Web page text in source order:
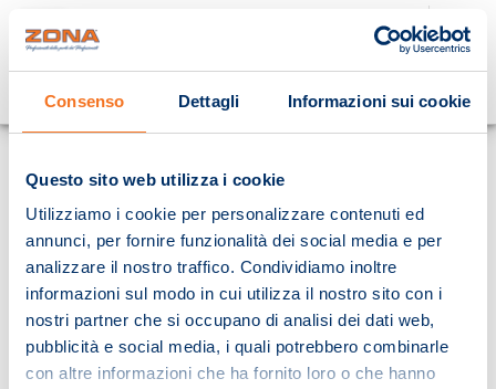
Consenso Dettagli Informazioni sui cookie
Questo sito web utilizza i cookie
Utilizziamo i cookie per personalizzare contenuti ed
annunci, per fornire funzionalità dei social media e per
analizzare il nostro traffico. Condividiamo inoltre
informazioni sul modo in cui utilizza il nostro sito con i
nostri partner che si occupano di analisi dei dati web,
pubblicità e social media, i quali potrebbero combinarle
con altre informazioni che ha fornito loro o che hanno
Cosa stai cercando?